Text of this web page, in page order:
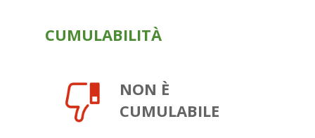
CUMULABILITÀ
NON È
CUMULABILE